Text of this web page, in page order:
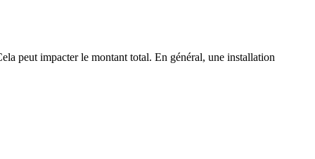
peut impacter le montant total. En général, une installation